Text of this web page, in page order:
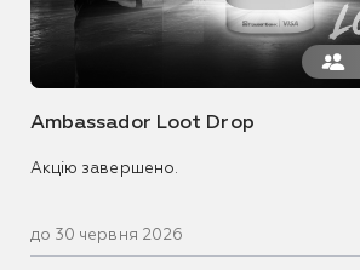
Ambassador Loot Drop
Акцію завершено.
до 30 червня 2026